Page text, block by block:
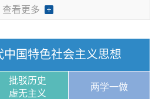
查看更多
中国特色社会主义思想
批驳历史
虚无主义
两学一做